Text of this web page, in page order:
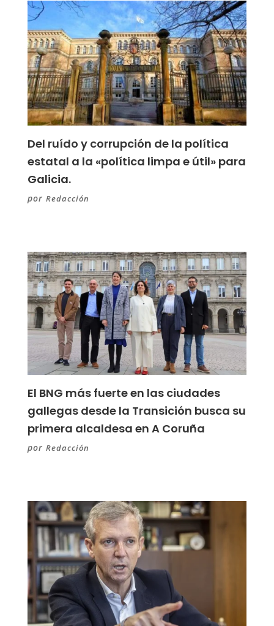
Del ruído y corrupción de la política
estatal a la «política limpa e útil» para
Galicia.
por Redacción
El BNG más fuerte en las ciudades
gallegas desde la Transición busca su
primera alcaldesa en A Coruña
por Redacción